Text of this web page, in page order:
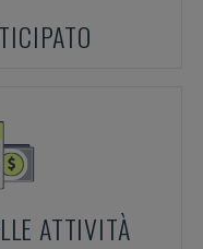
ATTIVITÀ